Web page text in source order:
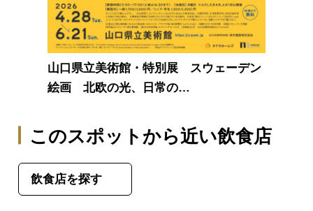
山口県立美術館・特別展 スウェーデン
絵画 北欧の光、日常の…
このスポットから近い飲食店
飲食店を探す